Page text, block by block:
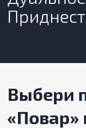
Выбери
«Повар»